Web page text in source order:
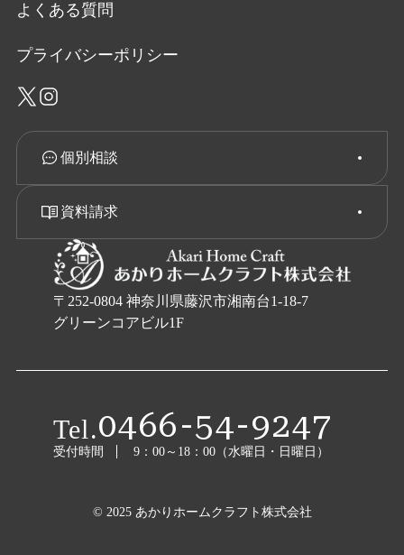
〒252-0804 神奈川県藤沢市湘南台1-18-7
グリーンコアビル1F
よくある質問
プライバシーポリシー
個別相談
資料請求
Tel.0466-54-9247
受付時間 9：00～18：00（水曜日・日曜日）
© 2025 あかりホームクラフト株式会社